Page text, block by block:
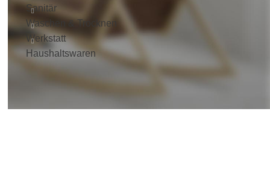
Sanitär
Waschen & Trocknen
Werkstatt
Haushaltswaren